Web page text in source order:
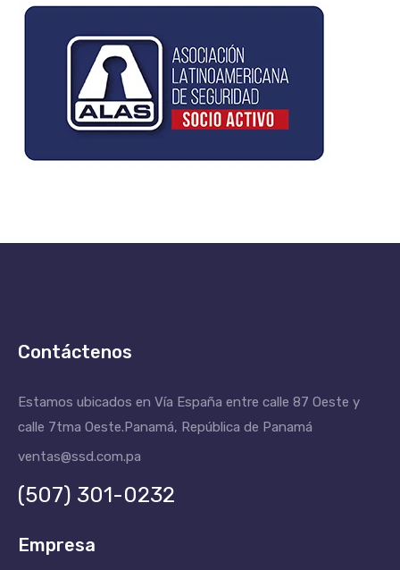
Contáctenos
Estamos ubicados en Vía España entre calle 87 Oeste y
calle 7tma Oeste.Panamá, República de Panamá
ventas@ssd.com.pa
(507) 301-0232
Empresa